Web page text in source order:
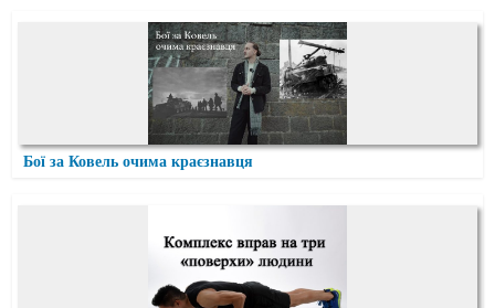
Бої за Ковель очима краєзнавця